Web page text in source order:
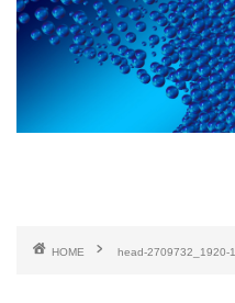
HOME head-2709732_1920-1